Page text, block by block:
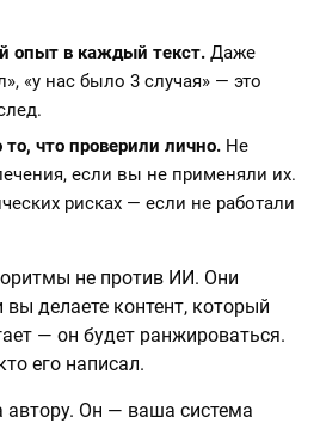
опыт в каждый текст. Даже
«у нас было 3 случая» — это
что проверили лично. Не
если вы не применяли их.
рисках — если не работали
не против ИИ. Они
вы делаете контент, который
— он будет ранжироваться.
его написал.
автору. Он — ваша система